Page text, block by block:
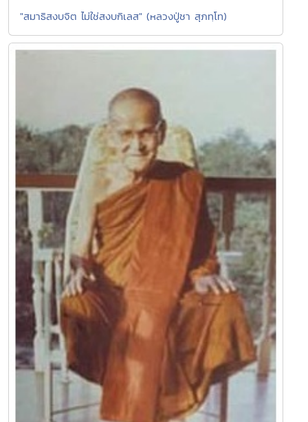
"สมาธิสงบจิต ไม่ใช่สงบกิเลส" (หลวงปู่ชา สุภทฺโท)